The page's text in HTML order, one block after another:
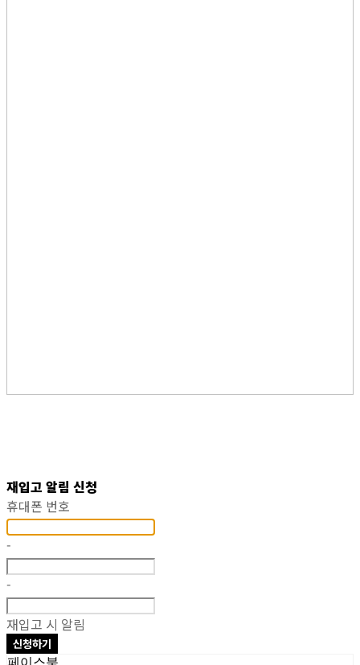
재입고 알림 신청
휴대폰 번호
-
-
재입고 시 알림
신청하기
페이스북